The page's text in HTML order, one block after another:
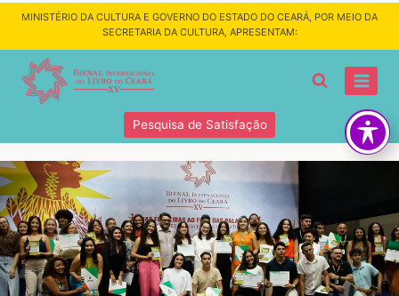
MINISTÉRIO DA CULTURA E GOVERNO DO ESTADO DO CEARÁ, POR MEIO DA
SECRETARIA DA CULTURA, APRESENTAM:
Pesquisa de Satisfação